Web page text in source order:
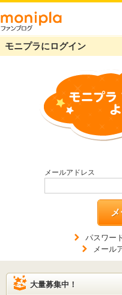
モニプラにログイン
メールアドレス
パスワー
メール
大量募集中！